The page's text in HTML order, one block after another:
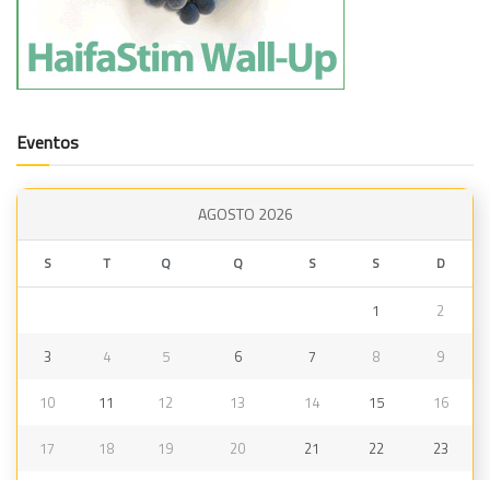
Eventos
AGOSTO 2026
S T Q Q S S D
1 2
3 4 5 6 7 8 9
10 11 12 13 14 15 16
17 18 19 20 21 22 23